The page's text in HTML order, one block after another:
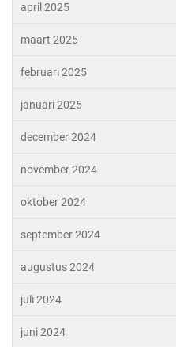
april 2025
maart 2025
februari 2025
januari 2025
december 2024
november 2024
oktober 2024
september 2024
augustus 2024
juli 2024
juni 2024